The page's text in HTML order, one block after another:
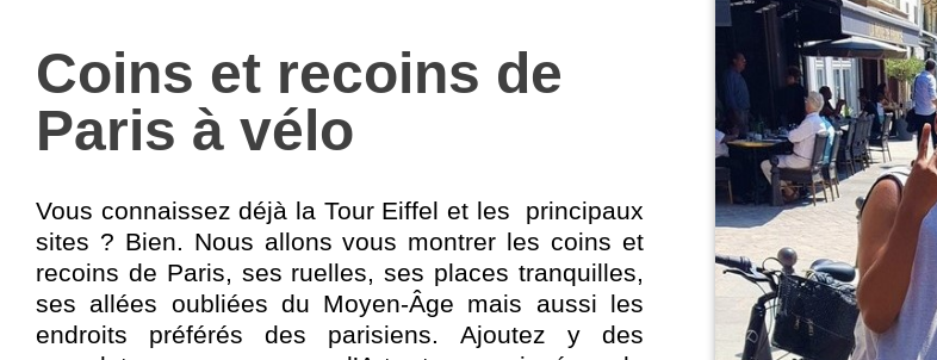
Coins et recoins de
Paris à vélo
Vous connaissez déjà la Tour Eiffel et les principaux
sites ? Bien. Nous allons vous montrer les coins et
recoins de Paris, ses ruelles, ses places tranquilles,
ses allées oubliées du Moyen-Âge mais aussi les
endroits préférés des parisiens. Ajoutez y des